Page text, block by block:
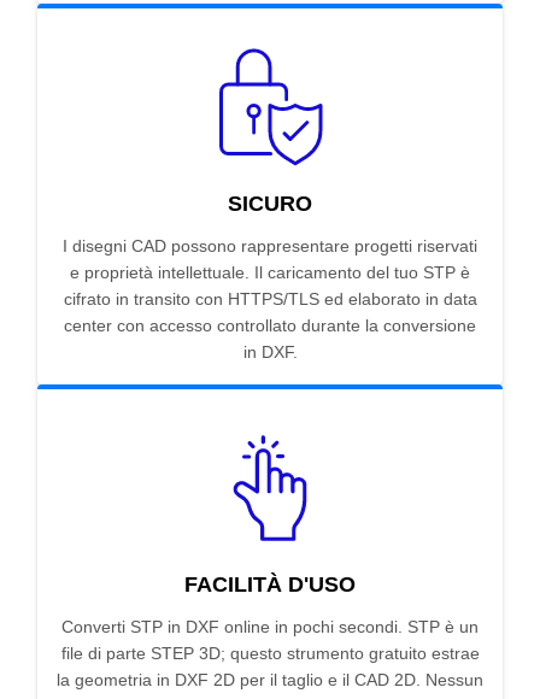
SICURO
I disegni CAD possono rappresentare progetti riservati
e proprietà intellettuale. Il caricamento del tuo STP è
cifrato in transito con HTTPS/TLS ed elaborato in data
center con accesso controllato durante la conversione
in DXF.
FACILITÀ D'USO
Converti STP in DXF online in pochi secondi. STP è un
file di parte STEP 3D; questo strumento gratuito estrae
la geometria in DXF 2D per il taglio e il CAD 2D. Nessun